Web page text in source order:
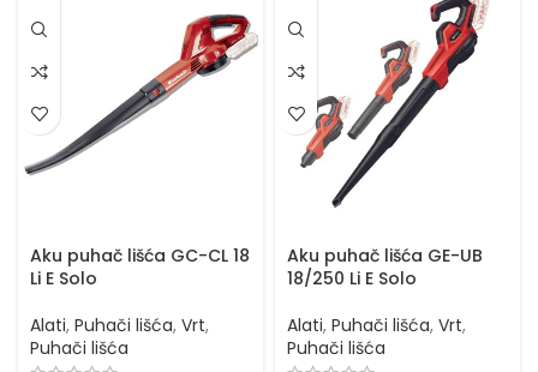
Aku puhač lišća GC-CL 18
Li E Solo
Alati, Puhači lišća, Vrt,
Puhači lišća
Aku puhač lišća GE-UB
18/250 Li E Solo
Alati, Puhači lišća, Vrt,
Puhači lišća